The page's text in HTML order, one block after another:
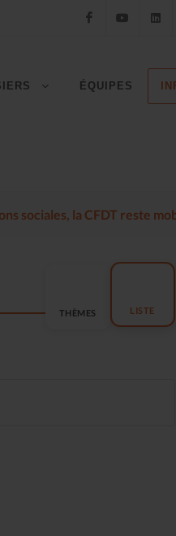
FacebookYouTube
ÉQUIPES
sociales, la CFDT reste
THÈMES LISTE